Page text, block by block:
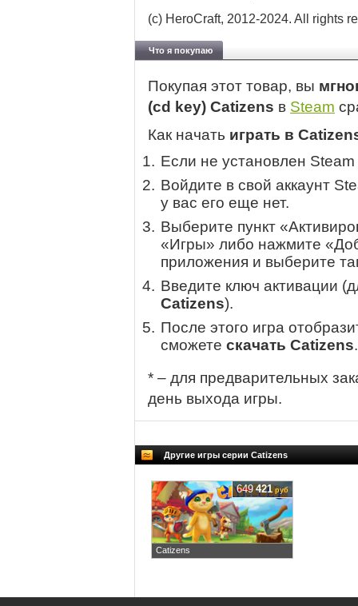
(c) HeroCraft, 2012-2024. All rights
Что я покупаю
Покупая этот товар, вы
(cd key) Catizens в Steam
Как начать играть в
Если не установлен
Войдите в свой аккаунт
у вас его еще нет.
Выберите пункт
«Игры» либо нажмите
приложения и выберите
Введите ключ активации
Catizens).
После этого игра
сможете скачать Catizens.
* – для предварительных
день выхода игры.
Другие игры серии Catizens
Catizens
649 421 руб